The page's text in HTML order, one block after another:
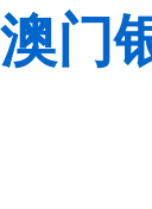
澳门